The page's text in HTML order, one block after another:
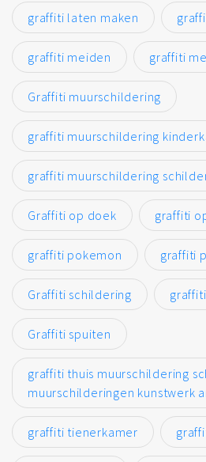
graffiti laten maken
graffiti meiden graffiti
Graffiti muurschildering
graffiti muurschildering
graffiti muurschildering
Graffiti op doek graffiti
graffiti pokemon graffiti
Graffiti schildering
Graffiti spuiten
graffiti thuis muurschildering
muurschilderingen kunstwerk
graffiti tienerkamer